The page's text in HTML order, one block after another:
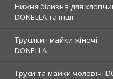
Нижня білизна для
DONELLA та інші
Трусики і майки жіночі
DONELLA
Труси та майки чоловічі